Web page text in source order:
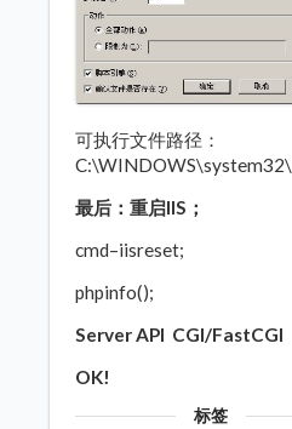
可执行文件路径：
最后：重启IIS；
cmd–iisreset;
phpinfo();
Server API CGI/FastCGI
OK!
标签